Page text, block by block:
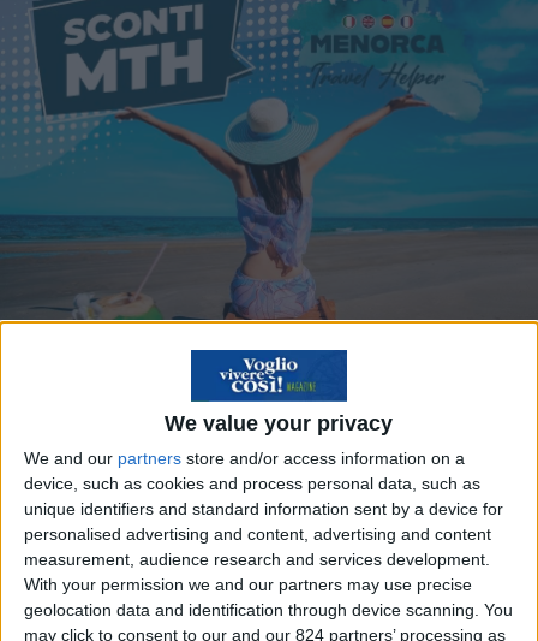
We value your privacy
We and our partners store and/or access information on a
device, such as cookies and process personal data, such as
unique identifiers and standard information sent by a device for
personalised advertising and content, advertising and content
measurement, audience research and services development.
With your permission we and our partners may use precise
geolocation data and identification through device scanning. You
may click to consent to our and our 824 partners’ processing as
Viaggia a Minorca con
gli sconti MTH del
Menorca Travel Helper!
Scopri il risparmio ➔